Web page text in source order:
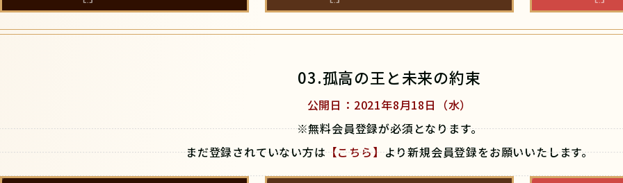
03.孤高の王と未来の約束
公開日：2021年8月18日（水）
※無料会員登録が必須となります。
まだ登録されていない方は【こちら】より新規会員登録をお願いいたします。